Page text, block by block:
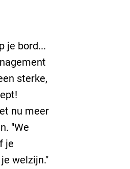
je bord...
sterke,
nu meer
"We
je
welzijn."